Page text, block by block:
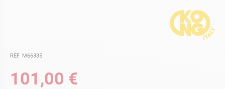
REF. M66335
101,00 €